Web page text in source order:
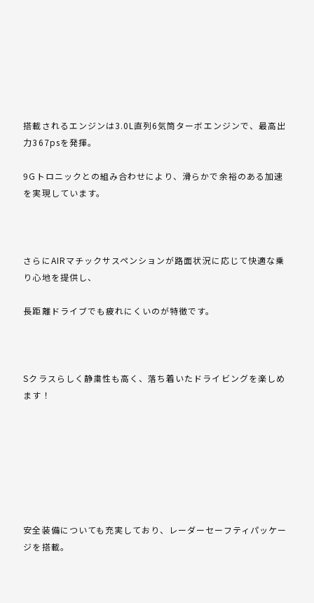
搭載されるエンジンは3.0L直列6気筒ターボエンジンで、最高出
力367psを発揮。
9Gトロニックとの組み合わせにより、滑らかで余裕のある加速
を実現しています。
さらにAIRマチックサスペンションが路面状況に応じて快適な乗
り心地を提供し、
長距離ドライブでも疲れにくいのが特徴です。
Sクラスらしく静粛性も高く、落ち着いたドライビングを楽しめ
ます！
安全装備についても充実しており、レーダーセーフティパッケー
ジを搭載。